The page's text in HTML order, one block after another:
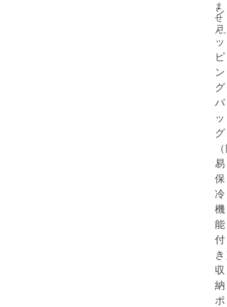
シ
ョ
ッ
ピ
ン
グ
バ
ッ
グ
易
保
冷
機
能
付
収
納
ポ
ま
せ
ん